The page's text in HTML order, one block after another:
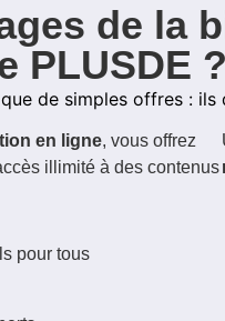
de la
PLUSDE ?
de simples offres :
en ligne, vous offrez
illimité à des contenus
pour tous